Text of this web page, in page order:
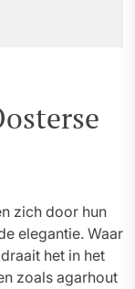
zich door hun
elegantie. Waar
het in het
zoals agarhout